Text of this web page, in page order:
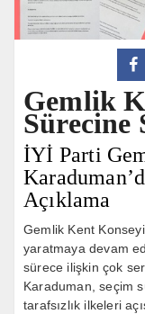
Gemlik
İYİ Parti
Açıklama
Gemlik Kent Konseyi
yaratmaya devam
sürece ilişkin çok
Karaduman, seçim
tarafsızlık ilkeleri